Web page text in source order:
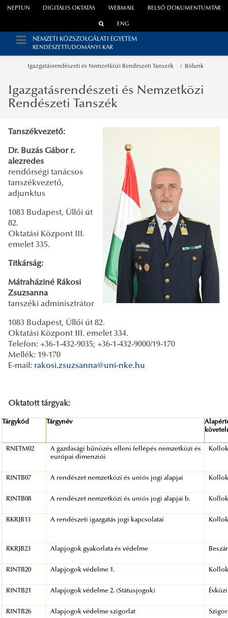
WEBMAIL
NEPTUN DIGITÁLIS OKTATÁS BELSŐ DOKUMENTUMTÁR
ENG
NEMZETI KÖZSZOLGÁLATI EGYETEM
RENDÉSZETTUDOMÁNYI KAR
Igazgatásrendészeti és Nemzetközi Rendészeti Tanszék Rólunk
Igazgatásrendészeti és Nemzetközi
Rendészeti Tanszék
Tanszékvezető:
Dr. Buzás Gábor r.
alezredes
rendőrségi tanácsos
tanszékvezető,
adjunktus
1083 Budapest, Üllői út
82.
Oktatási Központ III.
emelet 335.
Titkárság:
Mátraháziné Rákosi
Zsuzsanna
tanszéki adminisztrátor
1083 Budapest, Üllői út 82.
Oktatási Központ III. emelet 334.
Telefon: +36-1-432-9035; +36-1-432-9000/19-170
Mellék: 19-170
E-mail: rakosi.zsuzsanna@uni-nke.hu
Oktatott tárgyak:
Tárgykód Tárgynév
RNETM02
A gazdasági bűnözés elleni fellépés nemzetközi és
európai dimenziói
RINTB07 A rendészet nemzetközi és uniós jogi alapjai
RINTB08 A rendészet nemzetközi és uniós jogi alapjai b.
RKRJB13 A rendészeti igazgatás jogi kapcsolatai
RKRJB23 Alapjogok gyakorlata és védelme
RINTB20 Alapjogok védelme 1.
RINTB21 Alapjogok védelme 2. (Státusjogok)
RINTB26 Alapjogok védelme szigorlat